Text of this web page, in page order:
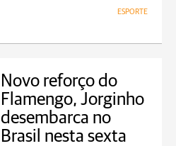
ESPORTE
Novo reforço do
Flamengo, Jorginho
desembarca no
Brasil nesta sexta